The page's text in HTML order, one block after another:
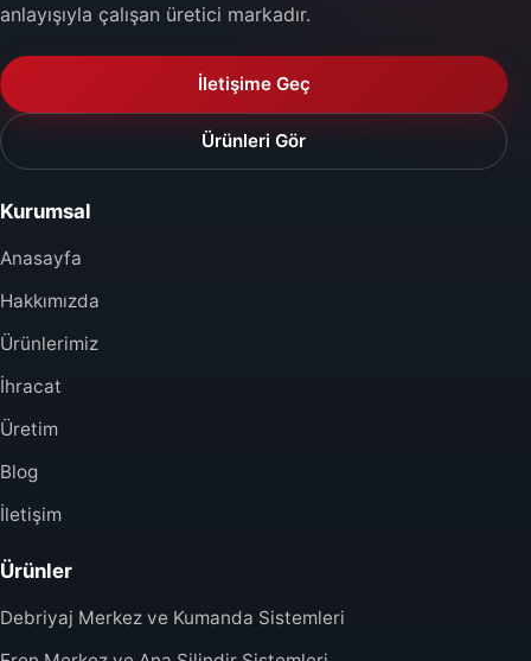
anlayışıyla çalışan üretici markadır.
İletişime Geç
Ürünleri Gör
Kurumsal
Anasayfa
Hakkımızda
Ürünlerimiz
İhracat
Üretim
Blog
İletişim
Ürünler
Debriyaj Merkez ve Kumanda Sistemleri